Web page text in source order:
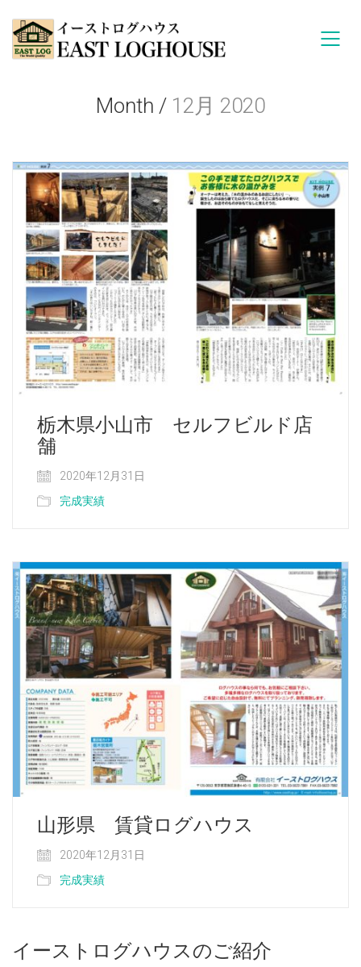
Month / 12月 2020
栃木県小山市 セルフビルド店
舗
2020年12月31日
完成実績
山形県 賃貸ログハウス
2020年12月31日
完成実績
イーストログハウスのご紹介